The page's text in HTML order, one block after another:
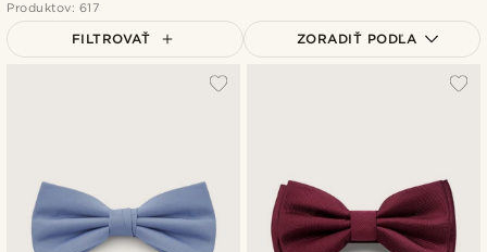
Produktov: 617
FILTROVAŤ ZORADIŤ PODĽA